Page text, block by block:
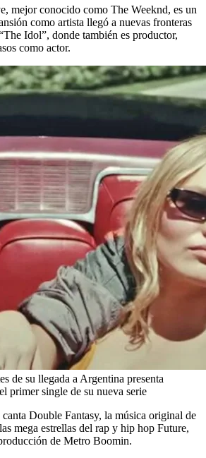
mejor conocido como The Weeknd, es un
como artista llegó a nuevas fronteras
Idol”, donde también es productor,
como actor.
de su llegada a Argentina presenta
primer single de su nueva serie
Double Fantasy, la música original de
mega estrellas del rap y hip hop Future,
de Metro Boomin.